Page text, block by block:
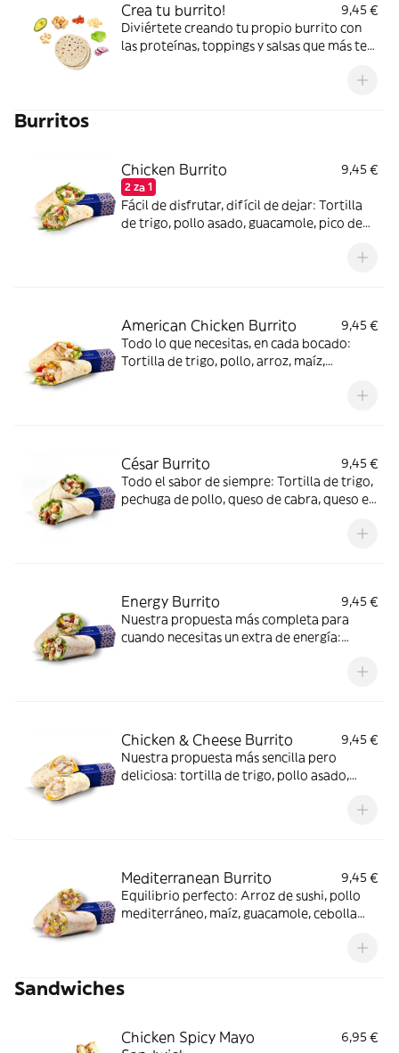
Crea tu burrito!
9,45 €
Diviértete creando tu propio burrito con
las proteínas, toppings y salsas que más te
Burritos
Chicken Burrito
2 za 1
9,45 €
Fácil de disfrutar, difícil de dejar: Tortilla
de trigo, pollo asado, guacamole, pico de
American Chicken Burrito
9,45 €
Todo lo que necesitas, en cada bocado:
Tortilla de trigo, pollo, arroz, maíz,
César Burrito
9,45 €
Todo el sabor de siempre: Tortilla de trigo,
pechuga de pollo, queso de cabra, queso en
Energy Burrito
9,45 €
Nuestra propuesta más completa para
cuando necesitas un extra de energía:
huevo cocido, queso de cabra, tomate seco
Chicken & Cheese Burrito
9,45 €
Nuestra propuesta más sencilla pero
deliciosa: tortilla de trigo, pollo asado,
Mediterranean Burrito
9,45 €
Equilibrio perfecto: Arroz de sushi, pollo
mediterráneo, maíz, guacamole, cebolla
Sandwiches
Chicken Spicy Mayo
6,95 €